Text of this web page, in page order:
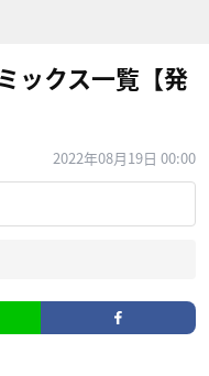
ックス一覧【発
2022年08月19日 00:00